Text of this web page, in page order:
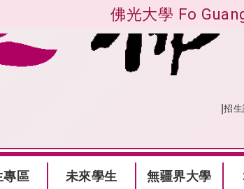
佛光大學 Fo
|招生
專區 未來學生 無疆界大學